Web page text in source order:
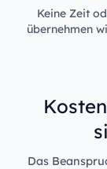
Keine Zeit
übernehmen
Das